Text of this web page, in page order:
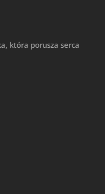
która porusza serca